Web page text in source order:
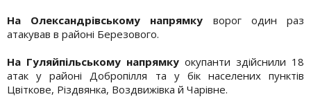
На Олександрівському напрямку ворог один раз
атакував в районі Березового.
На Гуляйпільському напрямку окупанти здійснили 18
атак у районі Добропілля та у бік населених пунктів
Цвіткове, Різдвянка, Воздвижівка й Чарівне.